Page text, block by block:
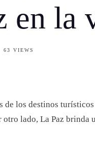
en la
63 VIEWS
de los destinos
lado, La Paz